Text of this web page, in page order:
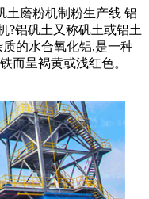
土磨粉机制粉生产线 铝
?铝矾土又称矾土或铝土
的水合氧化铝,是一种
而呈褐黄或浅红色。